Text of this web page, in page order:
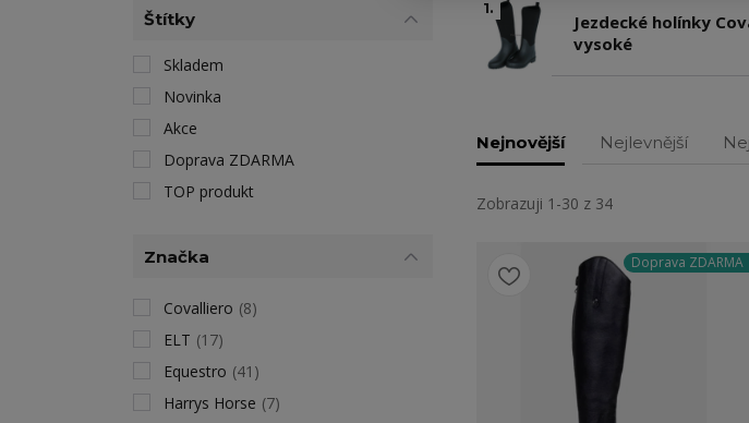
1.
Jezdecké holínky
vysoké
Nejnovější Nejlevnější
Zobrazuji 1-30 z 34
Doprava ZDARMA
Štítky
Skladem
Novinka
Akce
Doprava ZDARMA
TOP produkt
Značka
Covalliero (8)
ELT (17)
Equestro (41)
Harrys Horse (7)